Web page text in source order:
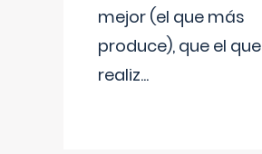
mejor (el que más
produce), que el que
realiz...